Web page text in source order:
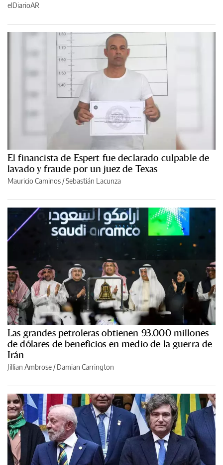
elDiarioAR
El financista de Espert fue declarado culpable de
lavado y fraude por un juez de Texas
Mauricio Caminos /Sebastián Lacunza
Las grandes petroleras obtienen 93.000 millones
de dólares de beneficios en medio de la guerra de
Irán
Jillian Ambrose / Damian Carrington